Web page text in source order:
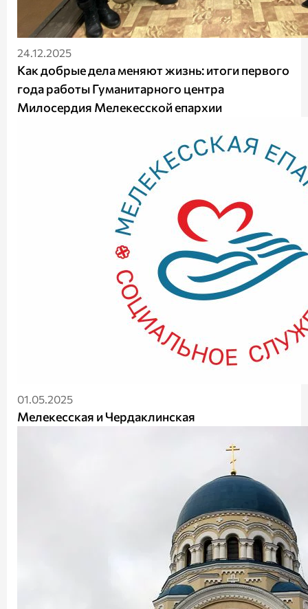
24.12.2025
Как добрые дела меняют жизнь: итоги первого
года работы Гуманитарного центра
Милосердия Мелекесской епархии
01.05.2025
Мелекесская и Чердаклинская